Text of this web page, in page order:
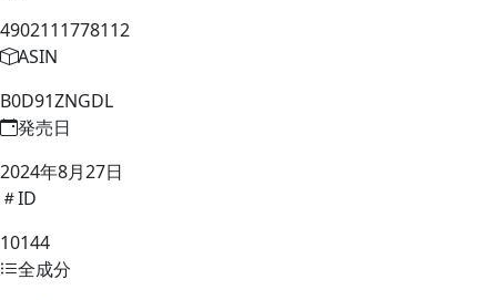
4902111778112
ASIN
B0D91ZNGDL
発売日
2024年8月27日
ID
10144
全成分